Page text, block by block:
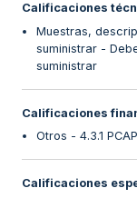
Calificaciones
Muestras,
suministrar -
suministrar
Calificaciones
Otros - 4.3.1 PCAP
Calificaciones